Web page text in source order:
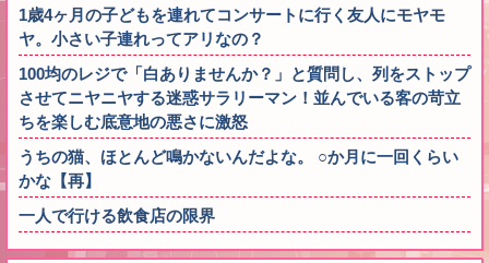
1歳4ヶ月の子どもを連れてコンサートに行く友人にモヤモ
ヤ。小さい子連れってアリなの？
100均のレジで「白ありませんか？」と質問し、列をストップ
させてニヤニヤする迷惑サラリーマン！並んでいる客の苛立
ちを楽しむ底意地の悪さに激怒
うちの猫、ほとんど鳴かないんだよな。 ○か月に一回くらい
かな【再】
一人で行ける飲食店の限界